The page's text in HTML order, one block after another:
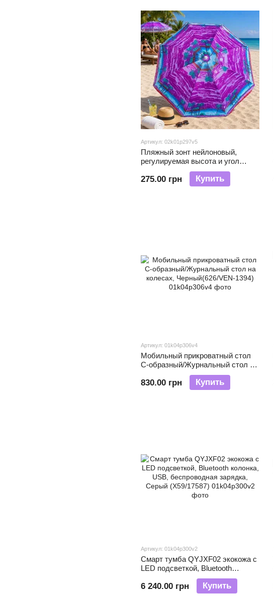
Артикул: 02k01p297v5
Пляжный зонт нейлоновый,
регулируемая высота и угол
наклона 1,6 м с чехлом для
пикника и кемпинга Фиолетовый
275.00 грн Купить
Артикул: 01k04p306v4
Мобильный прикроватный стол
С-образный/Журнальный стол на
колесах, Черный(626/VEN-1394)
830.00 грн Купить
Артикул: 01k04p300v2
Смарт тумба QYJXF02 экокожа с
LED подсветкой, Bluetooth
колонка, USB, беспроводная
зарядка, Серый (Х59/17587)
6 240.00 грн Купить